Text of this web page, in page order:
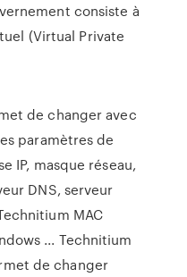
consiste à
(Virtual Private
de changer avec
paramètres de
IP, masque réseau,
DNS, serveur
MAC
... Technitium
de changer